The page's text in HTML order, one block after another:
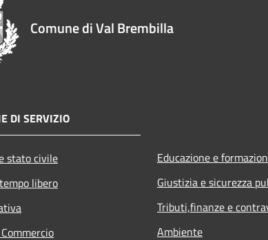
Comune di Val Brembilla
DI SERVIZIO
stato civile
libero
Educazione e
Giustizia e sicurezza
Tributi,finanze e
Ambiente